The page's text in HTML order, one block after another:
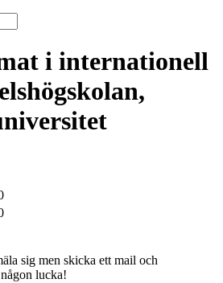
i internationell
sig men skicka ett mail och
lucka!